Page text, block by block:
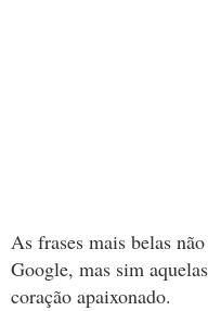
As frases mais belas
Google, mas sim
coração apaixonado.